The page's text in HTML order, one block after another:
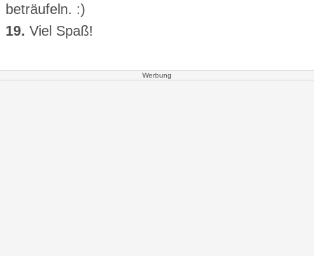
beträufeln. :)
19. Viel Spaß!
Werbung